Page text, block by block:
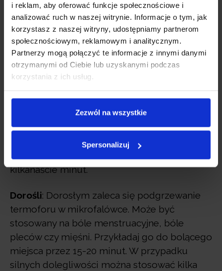
i reklam, aby oferować funkcje społecznościowe i
analizować ruch w naszej witrynie. Informacje o tym, jak
korzystasz z naszej witryny, udostępniamy partnerom
społecznościowym, reklamowym i analitycznym.
Partnerzy mogą połączyć te informacje z innymi danymi
otrzymanymi od Ciebie lub uzyskanymi podczas
korzystania z ich usług.
Zezwól na wszystkie
Spersonalizuj
w bólu.
Dzieci: Dla starszych dzieci termofor można
podgrzewać w mikrofalówce. Można go
przykładać do bolącego miejsca przez
kilkanaście minut.
Dorośli: Dorosłym zaleca się podgrzewanie
termoforu w mikrofalówce. Może być
stosowany na bóle menstruacyjne, bóle
pleców czy mięśni. Przykładaj go do bolącego
miejsca przez 15-20 minut. W przypadku
silnych dolegliwości można stosować kilka